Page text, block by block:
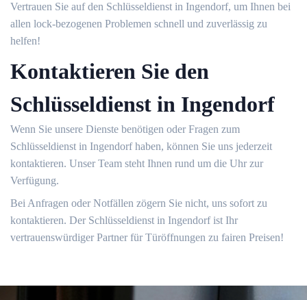
Vertrauen Sie auf den Schlüsseldienst in Ingendorf, um Ihnen bei
allen lock-bezogenen Problemen schnell und zuverlässig zu
helfen!​
Kontaktieren Sie den
Schlüsseldienst in Ingendorf
Wenn Sie unsere Dienste benötigen oder Fragen zum
Schlüsseldienst in Ingendorf haben, können Sie uns jederzeit
kontaktieren.​ Unser Team steht Ihnen rund um die Uhr zur
Verfügung.​
Bei Anfragen oder Notfällen zögern Sie nicht, uns sofort zu
kontaktieren.​ Der Schlüsseldienst in Ingendorf ist Ihr
vertrauenswürdiger Partner für Türöffnungen zu fairen Preisen!​